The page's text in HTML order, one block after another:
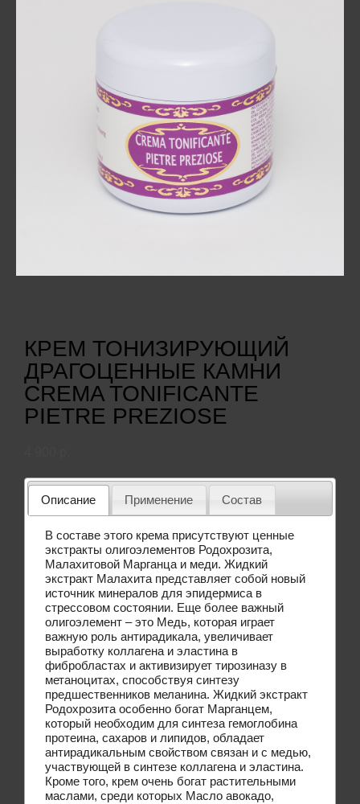
КРЕМ ТОНИЗИРУЮЩИЙ
ДРАГОЦЕННЫЕ КАМНИ
CREMA TONIFICANTE
PIETRE PREZIOSE
Описание Применение Состав
В составе этого крема присутствуют ценные
экстракты олигоэлементов Родохрозита,
Малахитовой Марганца и меди. Жидкий
экстракт Малахита представляет собой новый
источник минералов для эпидермиса в
стрессовом состоянии. Еще более важный
олигоэлемент – это Медь, которая играет
важную роль антирадикала, увеличивает
выработку коллагена и эластина в
фибробластах и активизирует тирозиназу в
метаноцитах, способствуя синтезу
предшественников меланина. Жидкий экстракт
Родохрозита особенно богат Марганцем,
который необходим для синтеза гемоглобина
протеина, сахаров и липидов, обладает
антирадикальным свойством связан и с медью,
участвующей в синтезе коллагена и эластина.
Кроме того, крем очень богат растительными
маслами, среди которых Масло авокадо,